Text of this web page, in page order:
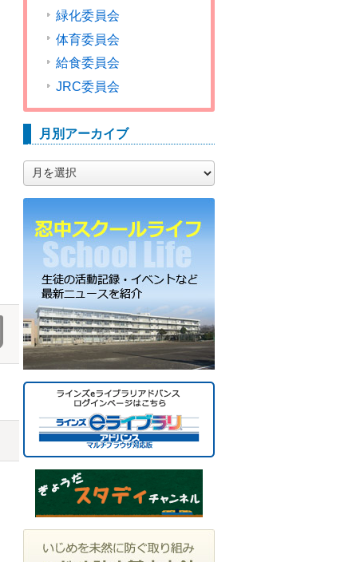
緑化委員会
体育委員会
給食委員会
JRC委員会
月別アーカイブ
別
ア
カ